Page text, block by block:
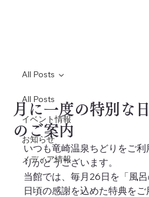
All Posts
イベント情報
お知らせ
メディア情報
All Posts
月に一度の特別な
のご案内
いつも竜崎温泉ちどりをご
りがとうございます。
当館では、毎月26日を「風呂
日頃の感謝を込めた特典をご